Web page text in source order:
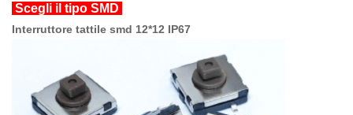
Scegli il tipo SMD
Interruttore tattile smd 12*12 IP67